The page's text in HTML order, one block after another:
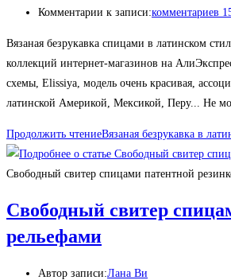
Комментарии к записи:комментариев
Вязаная безрукавка спицами в латинском
коллекций интернет-магазинов на
схемы, Elissiya, модель очень красивая,
латинской Америкой, Мексикой, Перу... Не
Продолжить чтениеВязаная безрукавка в
Свободный свитер спицами патентной
Свободный свитер
рельефами
Автор записи:Лана Ви